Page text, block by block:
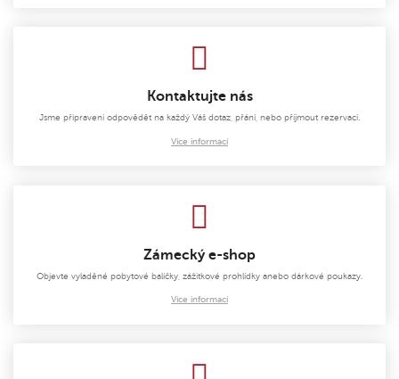
Kontaktujte nás
Jsme připraveni odpovědět na každý Váš dotaz, přání, nebo přijmout rezervaci.
Více informací
Zámecký e-shop
Objevte vyladěné pobytové balíčky, zážitkové prohlídky anebo dárkové poukazy.
Více informací